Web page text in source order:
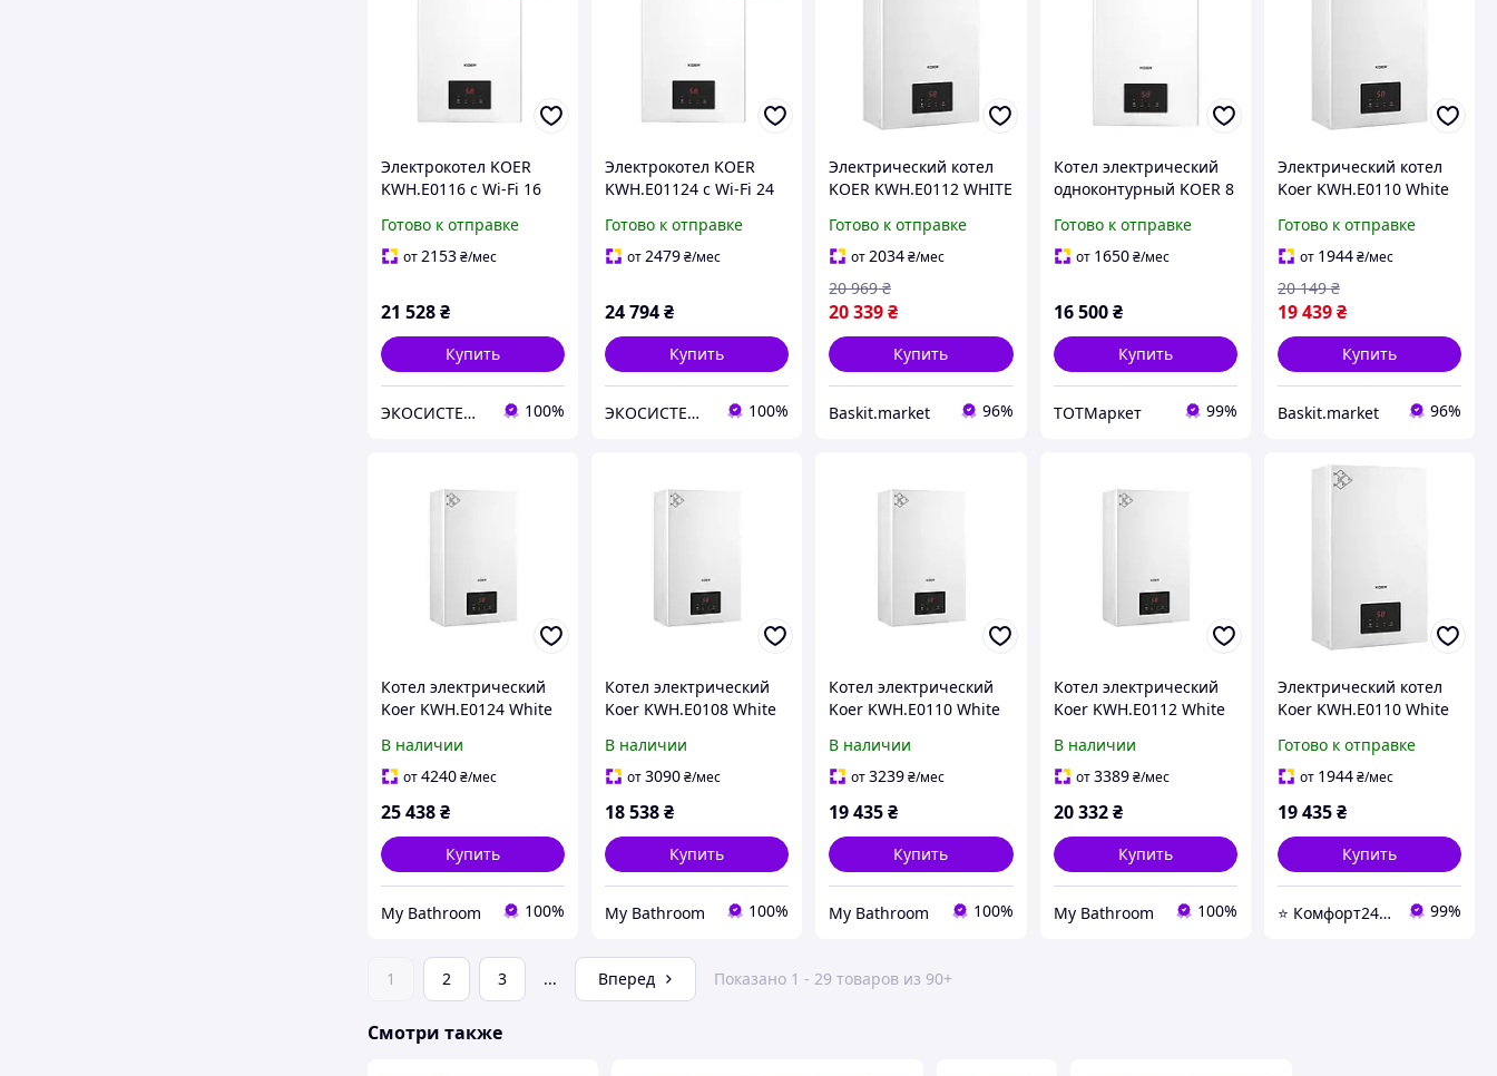
Электрокотел KOER
KWH.E0116 с Wi-Fi 16
Готово к отправке
от2153₴/мес
21 528₴
Купить
ЭКОСИСТЕМ ИНЖИНИРИНГ ООО 100%
Электрокотел KOER
KWH.E01124 с Wi-Fi 24
Готово к отправке
от2479₴/мес
24 794₴
Купить
ЭКОСИСТЕМ ИНЖИНИРИНГ ООО 100%
Электрический котел
KOER KWH.E0112 WHITE
Готово к отправке
от2034₴/мес
20 339₴
20 969 ₴
Купить
Baskit.market 96%
Котел электрический
одноконтурный KOER 8
Готово к отправке
от 1650 ₴/мес
16 500 ₴
Купить
ТОТМаркет 99%
Электрический котел
Koer KWH.E0110 White
(KWH.E0110)
Готово к отправке
от 1944₴/мес
19 439₴
20 149 ₴
Купить
Baskit.market 96%
Котел электрический
Koer KWH.E0124 White
KR5563
В наличии
от4240₴/мес
25 438₴
Купить
My Bathroom 100%
Котел электрический
Koer KWH.E0108 White
KR5559
В наличии
от3090₴/мес
18 538₴
Купить
My Bathroom 100%
Котел электрический
Koer KWH.E0110 White
KR5560
В наличии
от3239₴/мес
19 435₴
Купить
My Bathroom 100%
Котел электрический
Koer KWH.E0112 White
KR5561
В наличии
от3389 ₴/мес
20 332 ₴
Купить
My Bathroom 100%
Электрический котел
Koer KWH.E0110 White
сантехники -Komfort24-
Готово к отправке
от 1944₴/мес
19 435₴
Купить
⭐ Комфорт24 Київ ⭐ Магазин насосів, змішувачів, сантехніки, водоочистки та опалення ⭐ 99%
1 2 3 ... Вперед Показано 1 - 29 товаров из 90+
Смотри также